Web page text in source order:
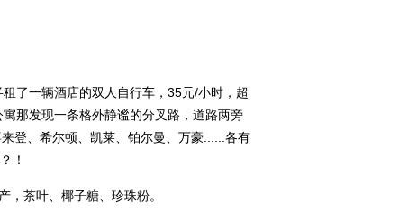
了一辆酒店的双人自行车，35元/小时，超
那发现一条格外静谧的分叉路，道路两旁
登、希尔顿、凯莱、铂尔曼、万豪......各有
！
茶叶、椰子糖、珍珠粉。